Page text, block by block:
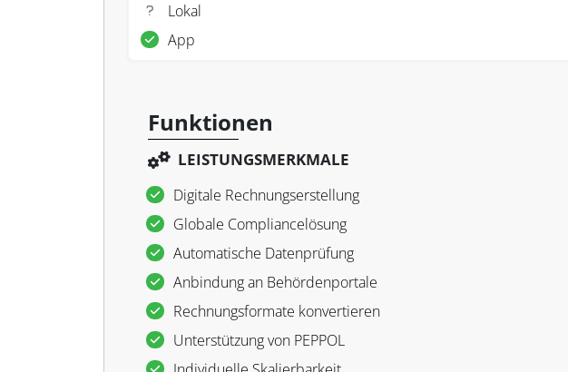
Lokal
App
Funktionen
LEISTUNGSMERKMALE
Digitale Rechnungserstellung
Globale Compliancelösung
Automatische Datenprüfung
Anbindung an Behördenportale
Rechnungsformate konvertieren
Unterstützung von PEPPOL